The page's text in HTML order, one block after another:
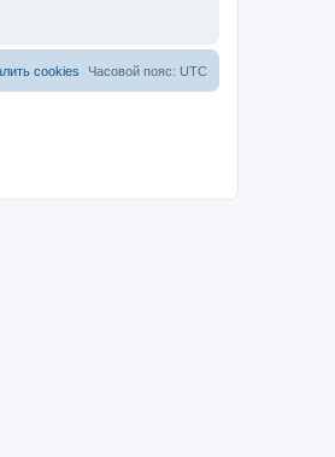
Часовой пояс: UTC
cookies